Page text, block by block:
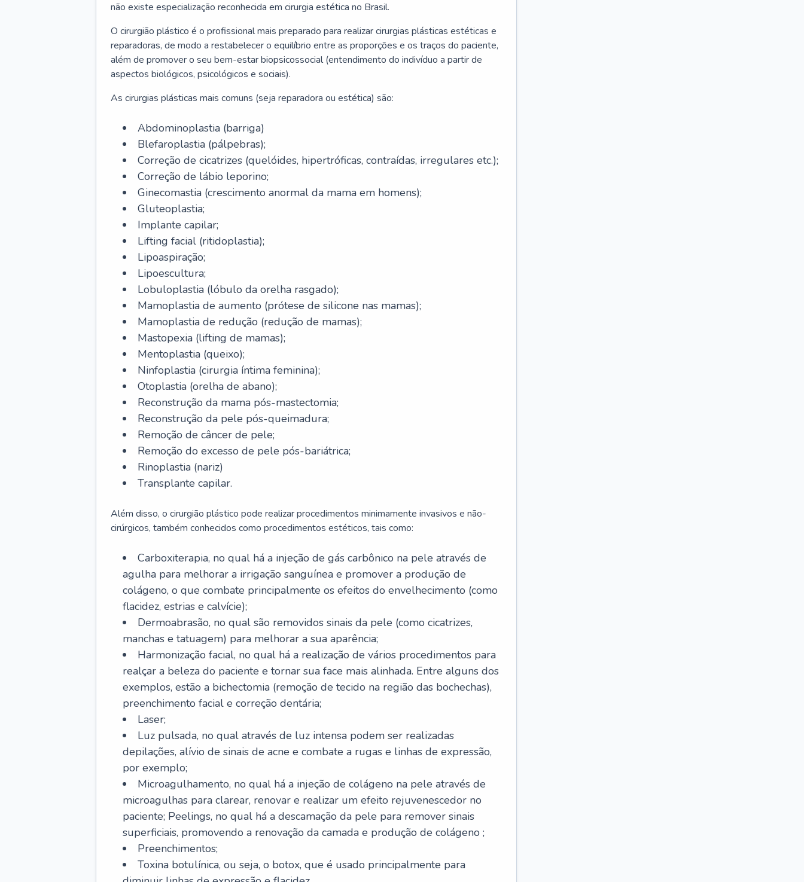
não existe especialização reconhecida em cirurgia estética no Brasil.
O cirurgião plástico é o profissional mais preparado para realizar cirurgias plásticas estéticas e
reparadoras, de modo a restabelecer o equilíbrio entre as proporções e os traços do paciente,
além de promover o seu bem-estar biopsicossocial (entendimento do indivíduo a partir de
aspectos biológicos, psicológicos e sociais).
As cirurgias plásticas mais comuns (seja reparadora ou estética) são:
Abdominoplastia (barriga)
Blefaroplastia (pálpebras);
Correção de cicatrizes (quelóides, hipertróficas, contraídas, irregulares etc.);
Correção de lábio leporino;
Ginecomastia (crescimento anormal da mama em homens);
Gluteoplastia;
Implante capilar;
Lifting facial (ritidoplastia);
Lipoaspiração;
Lipoescultura;
Lobuloplastia (lóbulo da orelha rasgado);
Mamoplastia de aumento (prótese de silicone nas mamas);
Mamoplastia de redução (redução de mamas);
Mastopexia (lifting de mamas);
Mentoplastia (queixo);
Ninfoplastia (cirurgia íntima feminina);
Otoplastia (orelha de abano);
Reconstrução da mama pós-mastectomia;
Reconstrução da pele pós-queimadura;
Remoção de câncer de pele;
Remoção do excesso de pele pós-bariátrica;
Rinoplastia (nariz)
Transplante capilar.
Além disso, o cirurgião plástico pode realizar procedimentos minimamente invasivos e não-
cirúrgicos, também conhecidos como procedimentos estéticos, tais como:
Carboxiterapia, no qual há a injeção de gás carbônico na pele através de
agulha para melhorar a irrigação sanguínea e promover a produção de
colágeno, o que combate principalmente os efeitos do envelhecimento (como
flacidez, estrias e calvície);
Dermoabrasão, no qual são removidos sinais da pele (como cicatrizes,
manchas e tatuagem) para melhorar a sua aparência;
Harmonização facial, no qual há a realização de vários procedimentos para
realçar a beleza do paciente e tornar sua face mais alinhada. Entre alguns dos
exemplos, estão a bichectomia (remoção de tecido na região das bochechas),
preenchimento facial e correção dentária;
Laser;
Luz pulsada, no qual através de luz intensa podem ser realizadas
depilações, alívio de sinais de acne e combate a rugas e linhas de expressão,
por exemplo;
Microagulhamento, no qual há a injeção de colágeno na pele através de
microagulhas para clarear, renovar e realizar um efeito rejuvenescedor no
paciente; Peelings, no qual há a descamação da pele para remover sinais
superficiais, promovendo a renovação da camada e produção de colágeno ;
Preenchimentos;
Toxina botulínica, ou seja, o botox, que é usado principalmente para